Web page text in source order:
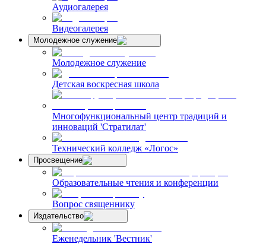
Аудиогалерея
Видеогалерея
Молодежное служение
Молодежное служение
Детская воскресная школа
Многофункциональный центр традиций и
инноваций 'Стратилат'
Технический колледж «Логос»
Просвещение
Образовательные чтения и конференции
Вопрос священнику
Издательство
Еженедельник 'Вестник'